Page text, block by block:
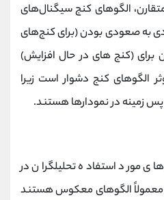
الگوهای کنج سیگنال‌های
به صعودی بودن (برای کنج‌های
برای (کنج های در حال افزایش)
الگوهای کنج دشوار است زیرا
زمینه در نمودارها هستند.
مورد استفاده تحلیلگران در
معمولاً الگوهای معکوس هستند